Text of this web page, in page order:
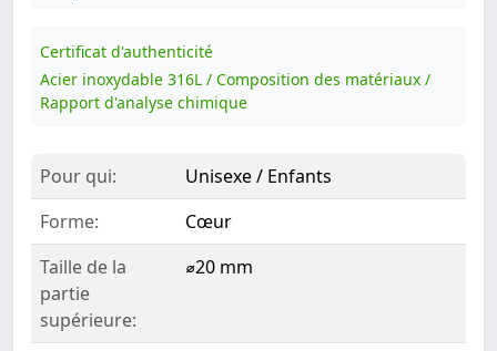
Certificat d'authenticité
Acier inoxydable 316L / Composition des matériaux /
Rapport d'analyse chimique
Pour qui:
Unisexe / Enfants
Forme:
Cœur
Taille de la
partie
supérieure:
⌀20 mm